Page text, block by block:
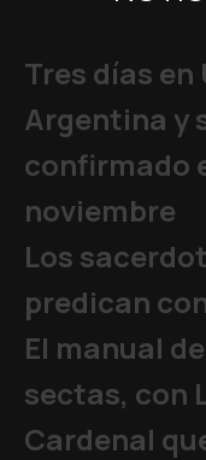
Tres días
Argentina y
confirmado
noviembre
Los
predican
El manual
sectas, con
Cardenal